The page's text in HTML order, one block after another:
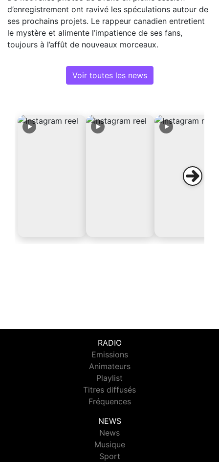
d’enregistrement ont ravivé les spéculations autour de
ses prochains projets. Le rappeur canadien entretient
le mystère et alimente l’impatience de ses fans,
toujours à l’affût de nouveaux morceaux.
Voir toutes les news
RADIO
Emissions
Animateurs
Playlist
Titres diffusés
Fréquences
NEWS
News
Musique
Sport